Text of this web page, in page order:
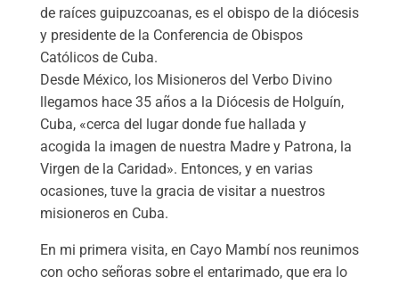
de raíces guipuzcoanas, es el obispo de la diócesis
y presidente de la Conferencia de Obispos
Católicos de Cuba.
Desde México, los Misioneros del Verbo Divino
llegamos hace 35 años a la Diócesis de Holguín,
Cuba, «cerca del lugar donde fue hallada y
acogida la imagen de nuestra Madre y Patrona, la
Virgen de la Caridad». Entonces, y en varias
ocasiones, tuve la gracia de visitar a nuestros
misioneros en Cuba.
En mi primera visita, en Cayo Mambí nos reunimos
con ocho señoras sobre el entarimado, que era lo